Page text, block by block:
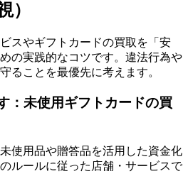
）
スやギフトカードの買取を「安
の実践的なコツです。違法行為や
ることを最優先に考えます。
：未使用ギフトカードの買
使用品や贈答品を活用した資金化
ルールに従った店舗・サービスで